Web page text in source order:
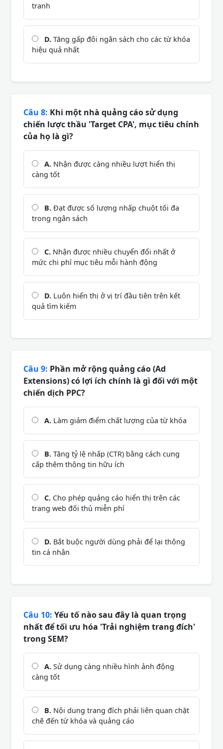
tranh
D. Tăng gấp đôi ngân sách cho các từ khóa
hiệu quả nhất
Câu 8: Khi một nhà quảng cáo sử dụng
chiến lược thầu 'Target CPA', mục tiêu chính
của họ là gì?
A. Nhận được càng nhiều lượt hiển thị
càng tốt
B. Đạt được số lượng nhấp chuột tối đa
trong ngân sách
C. Nhận được nhiều chuyển đổi nhất ở
mức chi phí mục tiêu mỗi hành động
D. Luôn hiển thị ở vị trí đầu tiên trên kết
quả tìm kiếm
Câu 9: Phần mở rộng quảng cáo (Ad
Extensions) có lợi ích chính là gì đối với một
chiến dịch PPC?
A. Làm giảm điểm chất lượng của từ khóa
B. Tăng tỷ lệ nhấp (CTR) bằng cách cung
cấp thêm thông tin hữu ích
C. Cho phép quảng cáo hiển thị trên các
trang web đối thủ miễn phí
D. Bắt buộc người dùng phải để lại thông
tin cá nhân
Câu 10: Yếu tố nào sau đây là quan trọng
nhất để tối ưu hóa 'Trải nghiệm trang đích'
trong SEM?
A. Sử dụng càng nhiều hình ảnh động
càng tốt
B. Nội dung trang đích phải liên quan chặt
chẽ đến từ khóa và quảng cáo